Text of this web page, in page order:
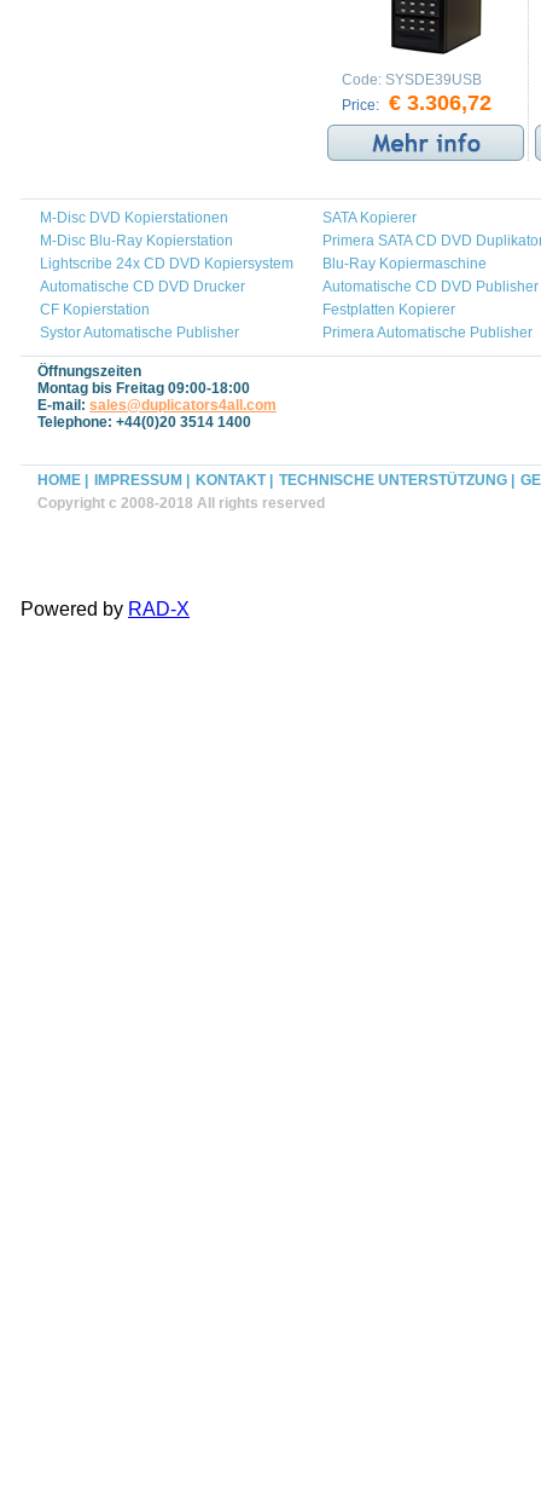
Code: SYSDE39USB
Price: € 3.306,72
M-Disc DVD Kopierstationen
SATA Kopierer
M-Disc Blu-Ray Kopierstation
Primera SATA CD DVD
Lightscribe 24x CD DVD Kopiersystem
Blu-Ray Kopiermaschine
Automatische CD DVD Drucker
Automatische CD DVD Publisher
CF Kopierstation
Festplatten Kopierer
Systor Automatische Publisher
Primera Automatische Publisher
Öffnungszeiten
Montag bis Freitag 09:00-18:00
E-mail: sales@duplicators4all.com
Telephone: +44(0)20 3514 1400
HOME | IMPRESSUM | KONTAKT | TECHNISCHE UNTERSTÜTZUNG |
Copyright c 2008-2018 All rights reserved
Powered by RAD-X